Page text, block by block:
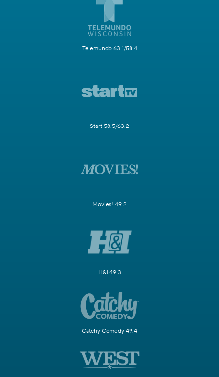
Telemundo 63.1/58.4
Start 58.5/63.2
Movies! 49.2
H&I 49.3
Catchy Comedy 49.4